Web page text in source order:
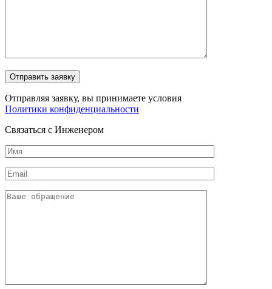
Отправляя заявку, вы принимаете условия
Политики конфиденциальности
Связаться с Инженером